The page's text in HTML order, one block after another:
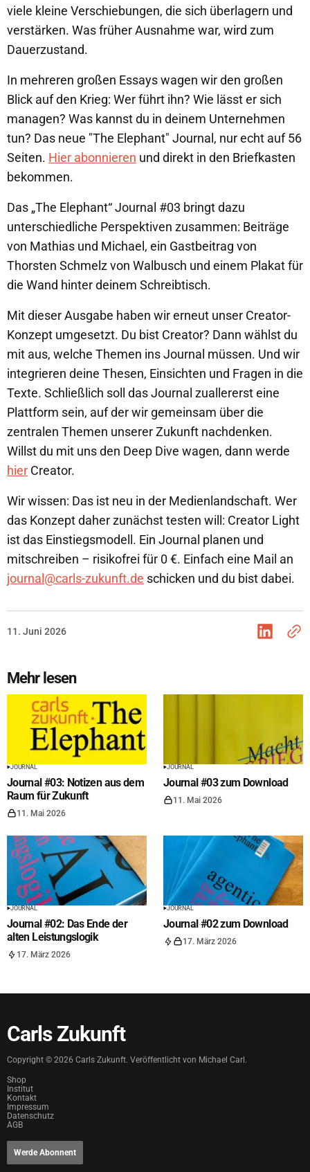
viele kleine Verschiebungen, die sich überlagern und
verstärken. Was früher Ausnahme war, wird zum
Dauerzustand.
In mehreren großen Essays wagen wir den großen
Blick auf den Krieg: Wer führt ihn? Wie lässt er sich
managen? Was kannst du in deinem Unternehmen
tun? Das neue "The Elephant" Journal, nur echt auf 56
Seiten. Hier abonnieren und direkt in den Briefkasten
bekommen.
Das „The Elephant“ Journal #03 bringt dazu
unterschiedliche Perspektiven zusammen: Beiträge
von Mathias und Michael, ein Gastbeitrag von
Thorsten Schmelz von Walbusch und einem Plakat für
die Wand hinter deinem Schreibtisch.
Mit dieser Ausgabe haben wir erneut unser Creator-
Konzept umgesetzt. Du bist Creator? Dann wählst du
mit aus, welche Themen ins Journal müssen. Und wir
integrieren deine Thesen, Einsichten und Fragen in die
Texte. Schließlich soll das Journal zuallererst eine
Plattform sein, auf der wir gemeinsam über die
zentralen Themen unserer Zukunft nachdenken.
Willst du mit uns den Deep Dive wagen, dann werde
hier Creator.
Wir wissen: Das ist neu in der Medienlandschaft. Wer
das Konzept daher zunächst testen will: Creator Light
ist das Einstiegsmodell. Ein Journal planen und
mitschreiben – risikofrei für 0 €. Einfach eine Mail an
journal@carls-zukunft.de schicken und du bist dabei.
11. Juni 2026
Mehr lesen
JOURNAL
Journal #03: Notizen aus dem
Raum für Zukunft
11. Mai 2026
JOURNAL
Journal #03 zum Download
11. Mai 2026
JOURNAL
Journal #02: Das Ende der
alten Leistungslogik
17. März 2026
JOURNAL
Journal #02 zum Download
17. März 2026
Carls Zukunft
Copyright © 2026 Carls Zukunft. Veröffentlicht von Michael Carl.
Shop
Institut
Kontakt
Impressum
Datenschutz
AGB
Werde Abonnent